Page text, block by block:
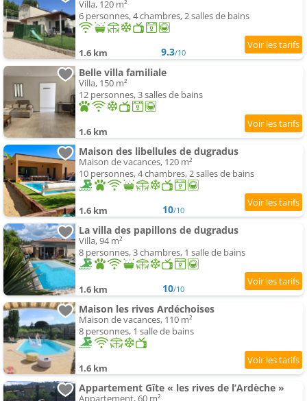
Villa, 120 m²
6 personnes, 4 chambres, 2 salles de bains
1.6 km 9.3/10
Belle villa familiale
Villa, 150 m²
12 personnes, 3 salles de bains
1.6 km
Maison des libellules de dugradus
Maison de vacances, 120 m²
10 personnes, 4 chambres, 2 salles de bains
1.6 km 10/10
La villa des papillons de dugradus
Villa, 94 m²
8 personnes, 3 chambres, 1 salle de bains
1.6 km 10/10
Maison les rives Ardéchoises
Maison de vacances, 110 m²
8 personnes, 1 salle de bains
1.6 km
Appartement Gîte « les rives de l’Ardèche »
Appartement, 60 m²